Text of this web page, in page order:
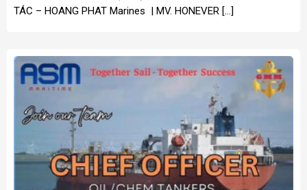
TÁC – HOANG PHAT Marines | MV. HONEVER […]